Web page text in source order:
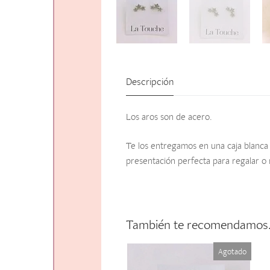
Descripción
Los aros son de acero.
Te los entregamos en una caja
presentación perfecta para regalar o
También te
Agotado